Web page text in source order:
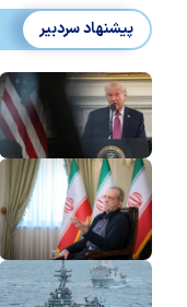
پیشنهاد سردبیر